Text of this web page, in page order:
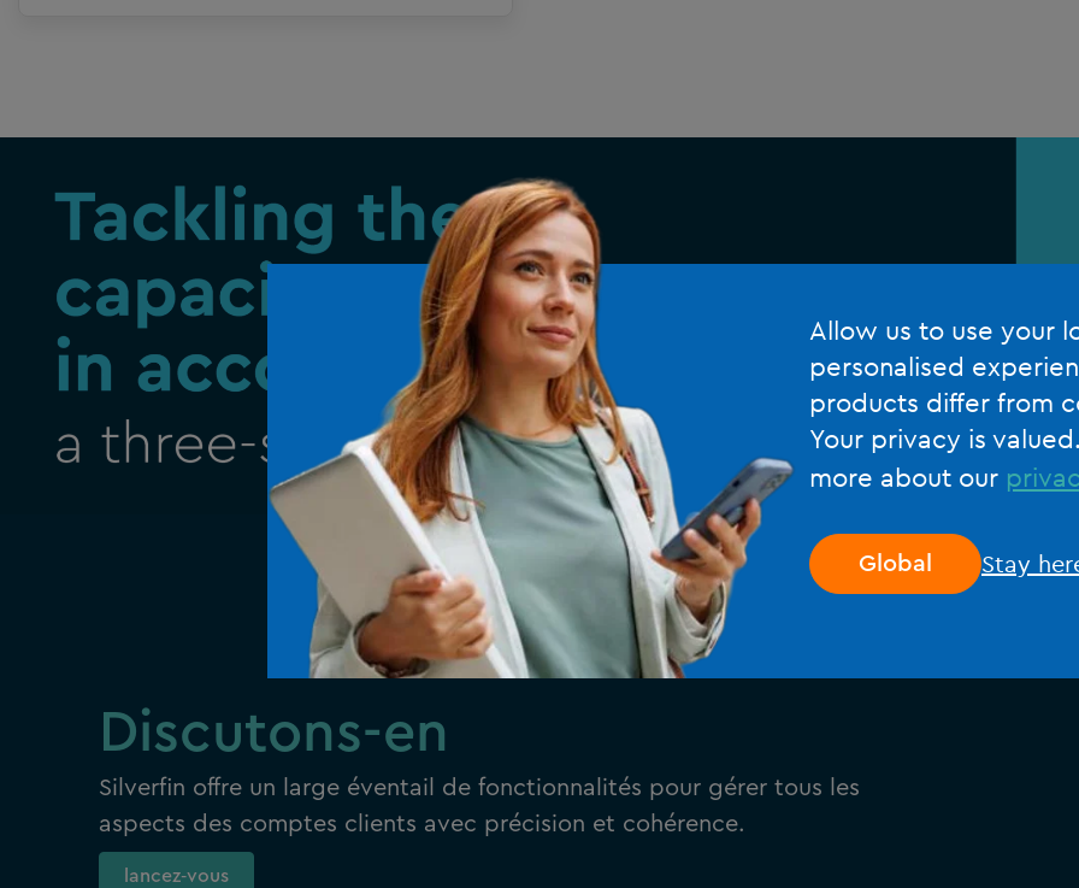
l’avenir en comptabilité. Ayant lui-même
longues années avant d’avoir fondé
Silverfin, Joris connaît parfaitement le
quotidien d’un cabinet d’expertise-
comptable. Ainsi, il est parfaitement
placé pour nous prodiguer quelques
conseils sur la façon d’organiser notre
travail plus efficacement […]
Discutons-en
Silverfin offre un large éventail de fonctionnalités pour gérer tous les
aspects des comptes clients avec précision et cohérence.
lancez‑vous
Allow us to use your
personalised
products differ from
Your privacy is
more about our
Global Stay